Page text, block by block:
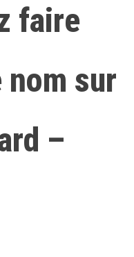
faire
sur
–